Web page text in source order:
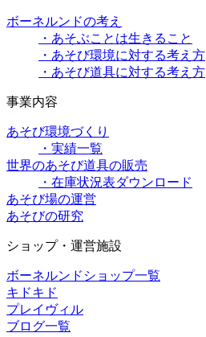
ボーネルンドの考え
・あそぶことは生きること
・あそび環境に対する考え方
・あそび道具に対する考え方
事業内容
あそび環境づくり
・実績一覧
世界のあそび道具の販売
・在庫状況表ダウンロード
あそび場の運営
あそびの研究
ショップ・運営施設
ボーネルンドショップ一覧
キドキド
プレイヴィル
ブログ一覧